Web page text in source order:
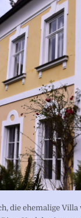
die ehemalige